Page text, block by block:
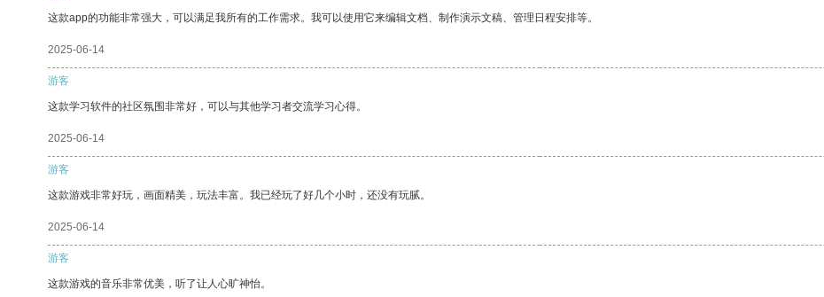
这款app的功能非常强大，可以满足我所有的工作需求。我可以使用它来编辑文档、制作演示文稿、管理日程安排等。
2025-06-14
游客
这款学习软件的社区氛围非常好，可以与其他学习者交流学习心得。
2025-06-14
游客
这款游戏非常好玩，画面精美，玩法丰富。我已经玩了好几个小时，还没有玩腻。
2025-06-14
游客
这款游戏的音乐非常优美，听了让人心旷神怡。